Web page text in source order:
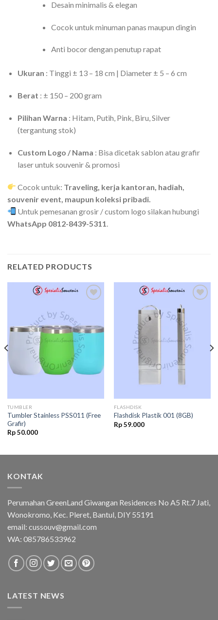
Desain minimalis & elegan
Cocok untuk minuman panas maupun dingin
Anti bocor dengan penutup rapat
Ukuran : Tinggi ± 13 – 18 cm | Diameter ± 5 – 6 cm
Berat : ± 150 – 200 gram
Pilihan Warna : Hitam, Putih, Pink, Biru, Silver
(tergantung stok)
Custom Logo / Nama : Bisa dicetak sablon atau grafir
laser untuk souvenir & promosi
Cocok untuk: Traveling, kerja kantoran, hadiah,
souvenir event, maupun koleksi pribadi.
Untuk pemesanan grosir / custom logo silakan hubungi
WhatsApp 0812-8439-5311
RELATED PRODUCTS
wishlist
TUMBLER
Tumbler Stainless PSS011 (Free
Grafir)
Rp50.000
wishlist
FLASHDISK
Flashdisk Plastik 001 (8GB)
Rp59.000
KONTAK
Perumahan GreenLand Giwangan Residences No A5 Rt.7 Jati,
Wonokromo, Kec. Pleret, Bantul, DIY 55191
email: cussouv@gmail.com
WA: 085786533962
LATEST NEWS